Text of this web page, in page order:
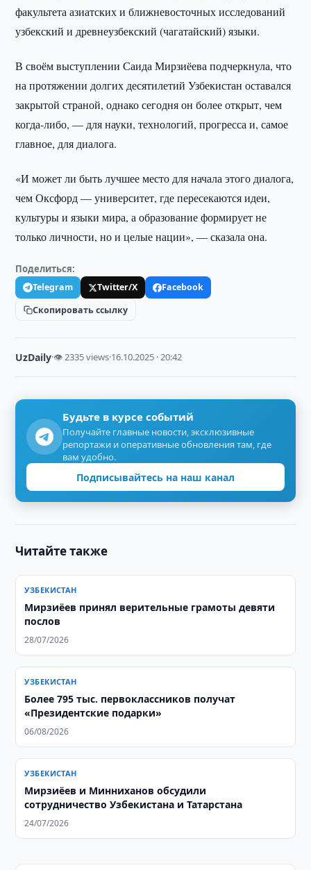
факультета азиатских и ближневосточных исследований
узбекский и древнеузбекский (чагатайский) языки.
В своём выступлении Саида Мирзиёева подчеркнула, что
на протяжении долгих десятилетий Узбекистан оставался
закрытой страной, однако сегодня он более открыт, чем
когда-либо, — для науки, технологий, прогресса и, самое
главное, для диалога.
«И может ли быть лучшее место для начала этого диалога,
чем Оксфорд — университет, где пересекаются идеи,
культуры и языки мира, а образование формирует не
только личности, но и целые нации», — сказала она.
Поделиться:
Telegram Twitter/X
Facebook
Скопировать ссылку
UzDaily·👁 2335 views·16.10.2025 · 20:42
Будьте в курсе событий
Получайте главные новости, эксклюзивные
репортажи и оперативные обновления там, где
вам удобно.
Подписывайтесь на наш канал
Читайте также
УЗБЕКИСТАН
Мирзиёев принял верительные грамоты девяти
послов
28/07/2026
УЗБЕКИСТАН
Более 795 тыс. первоклассников получат
«Президентские подарки»
06/08/2026
УЗБЕКИСТАН
Мирзиёев и Минниханов обсудили
сотрудничество Узбекистана и Татарстана
24/07/2026